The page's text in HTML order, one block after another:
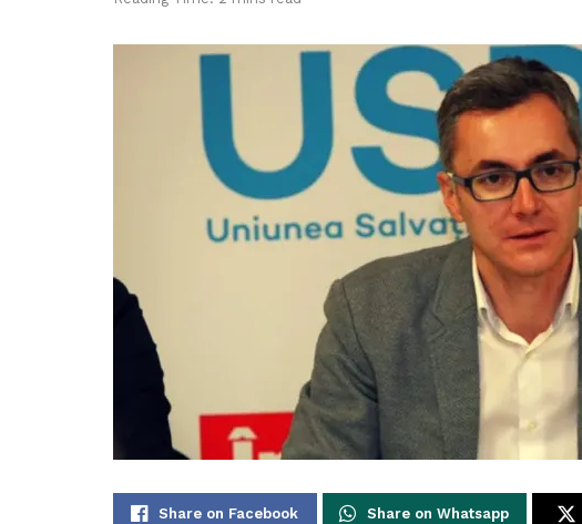
Share on Facebook Share on Whatsapp